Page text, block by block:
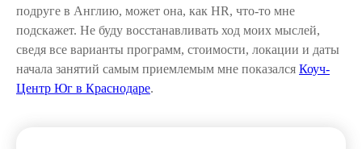
подруге в Англию, может она, как HR, что-то мне
подскажет. Не буду восстанавливать ход моих мыслей,
сведя все варианты программ, стоимости, локации и даты
начала занятий самым приемлемым мне показался Коуч-
Центр Юг в Краснодаре.